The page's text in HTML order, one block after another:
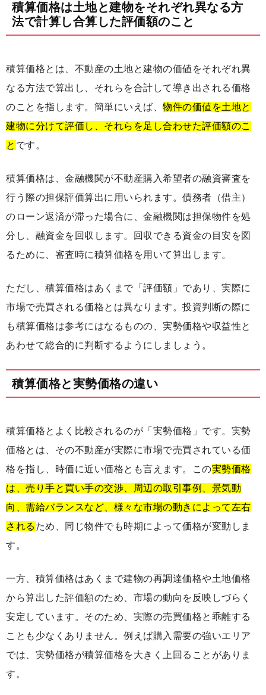
積算価格は土地と建物をそれぞれ異なる方
法で計算し合算した評価額のこと
積算価格とは、不動産の土地と建物の価値をそれぞれ異
なる方法で算出し、それらを合計して導き出される価格
のことを指します。簡単にいえば、 物件の価値を土地と
建物に分けて評価し、それらを足し合わせた評価額のこ
と です。
積算価格は、金融機関が不動産購入希望者の融資審査を
行う際の担保評価算出に用いられます。債務者（借主）
のローン返済が滞った場合に、金融機関は担保物件を処
分し、融資金を回収します。回収できる資金の目安を図
るために、審査時に積算価格を用いて算出します。
ただし、積算価格はあくまで「評価額」であり、実際に
市場で売買される価格とは異なります。投資判断の際に
も積算価格は参考にはなるものの、実勢価格や収益性と
あわせて総合的に判断するようにしましょう。
積算価格と実勢価格の違い
積算価格とよく比較されるのが「実勢価格」です。実勢
価格とは、その不動産が実際に市場で売買されている価
格を指し、時価に近い価格とも言えます。この実勢価格
は、売り手と買い手の交渉、周辺の取引事例、景気動
向、需給バランスなど、様々な市場の動きによって左右
される ため、同じ物件でも時期によって価格が変動しま
す。
一方、積算価格はあくまで建物の再調達価格や土地価格
から算出した評価額のため、市場の動向を反映しづらく
安定しています。そのため、実際の売買価格と乖離する
ことも少なくありません。例えば購入需要の強いエリア
では、実勢価格が積算価格を大きく上回ることがありま
す。